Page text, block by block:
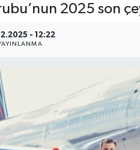
2025 son
- 12:22